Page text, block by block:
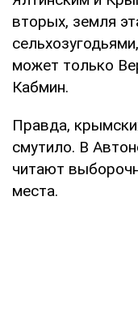
вторых, земля
может только
Кабмин.
Правда,
смутило. В
читают
места.